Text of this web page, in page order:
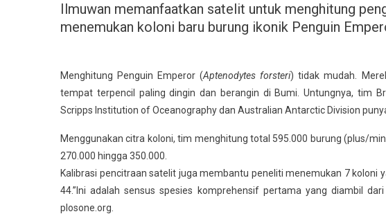
Ilmuwan memanfaatkan satelit untuk menghitung
menemukan koloni baru burung ikonik Penguin
Menghitung Penguin Emperor (Aptenodytes forsteri) tidak mudah.
tempat terpencil paling dingin dan berangin di Bumi. Untungnya, tim
Scripps Institution of Oceanography dan Australian Antarctic Division
Menggunakan citra koloni, tim menghitung total 595.000 burung (plus/
270.000 hingga 350.000.
Kalibrasi pencitraan satelit juga membantu peneliti menemukan 7 koloni
44.”Ini adalah sensus spesies komprehensif pertama yang diambil
plosone.org.